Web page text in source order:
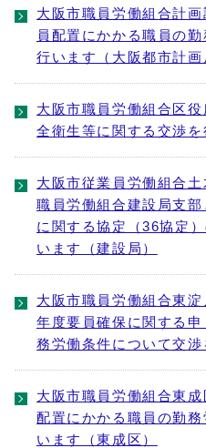
大阪市職員労働組合計
員配置にかかる職員の
行います（大阪都市計画
大阪市職員労働組合区
全衛生等に関する交渉を
大阪市従業員労働組合
職員労働組合建設局支
に関する協定（36協定
います（建設局）
大阪市職員労働組合東
年度要員確保に関する
務労働条件について交渉
大阪市職員労働組合東
配置にかかる職員の勤
います（東成区）